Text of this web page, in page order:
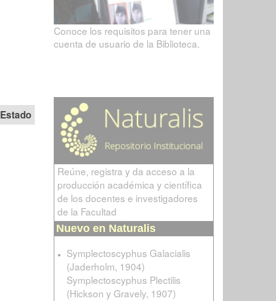
Estado
Conoce los requisitos para tener una
cuenta de usuario de la Biblioteca.
Reúne, registra y da acceso a la
producción académica y científica
de los docentes e investigadores
de la Facultad
Nuevo en Naturalis
Symplectoscyphus Galacialis
(Jaderholm, 1904)
Symplectoscyphus Plectilis
(Hickson y Gravely, 1907)